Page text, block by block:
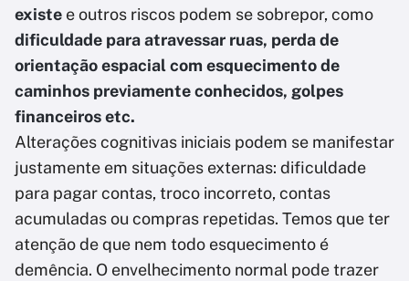
existe e outros riscos podem se sobrepor, como
dificuldade para atravessar ruas, perda de
orientação espacial com esquecimento de
caminhos previamente conhecidos, golpes
financeiros etc.
Alterações cognitivas iniciais podem se manifestar
justamente em situações externas: dificuldade
para pagar contas, troco incorreto, contas
acumuladas ou compras repetidas. Temos que ter
atenção de que nem todo esquecimento é
demência. O envelhecimento normal pode trazer